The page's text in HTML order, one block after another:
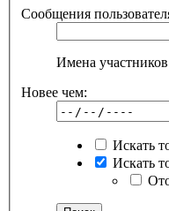
Сообщения
Имена участников
Новее чем:
Искать
Искать